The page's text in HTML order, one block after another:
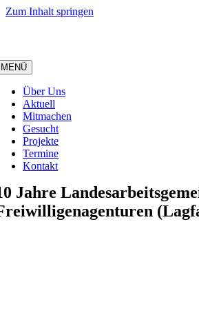
Zum Inhalt springen
MENÜ
Über Uns
Aktuell
Mitmachen
Gesucht
Projekte
Termine
Kontakt
Jahre